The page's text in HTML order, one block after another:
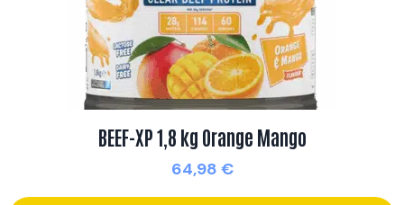
BEEF-XP 1,8 kg Orange Mango
64,98 €